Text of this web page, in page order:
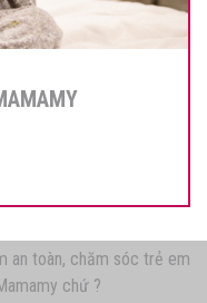
an toàn, chăm sóc trẻ em
chứ ?